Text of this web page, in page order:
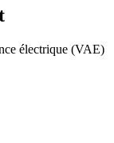
électrique (VAE)